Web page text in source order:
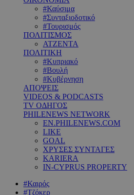
#Καύσιμα
#Συνταξιοδοτικό
#Τουρισμός
ΠΟΛΙΤΙΣΜΟΣ
ΑΤΖΕΝΤΑ
ΠΟΛΙΤΙΚΗ
#Κυπριακό
#Βουλή
#Κυβέρνηση
ΑΠΟΨΕΙΣ
VIDEOS & PODCASTS
TV ΟΔΗΓΟΣ
PHILENEWS NETWORK
EN.PHILENEWS.COM
LIKE
GOAL
ΧΡΥΣΕΣ ΣΥΝΤΑΓΕΣ
KARIERA
IN-CYPRUS PROPERTY
#Καιρός
#Τζόκερ